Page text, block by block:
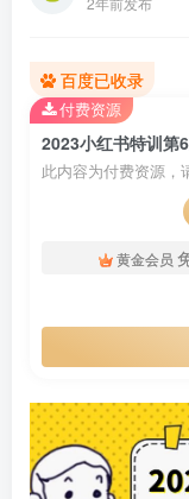
百度已收录
此内容为付费资源，
黄金会员
付费资源扫码
使用其它方式